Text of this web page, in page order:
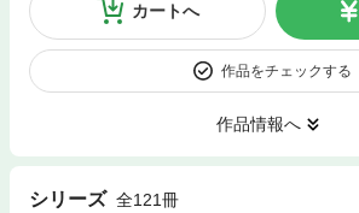
カートへ
作品をチェックする
作品情報へ
シリーズ 全121冊